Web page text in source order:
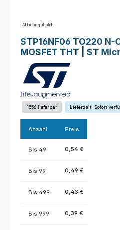
Abbildung ähnlich
STP16NF06 TO220 N-
MOSFET THT | ST
1556 lieferbar Lieferzeit: Sofort
Anzahl Preis
Bis 49 0,54 €
Bis 99 0,49 €
Bis 499 0,43 €
Bis 999 0,39 €